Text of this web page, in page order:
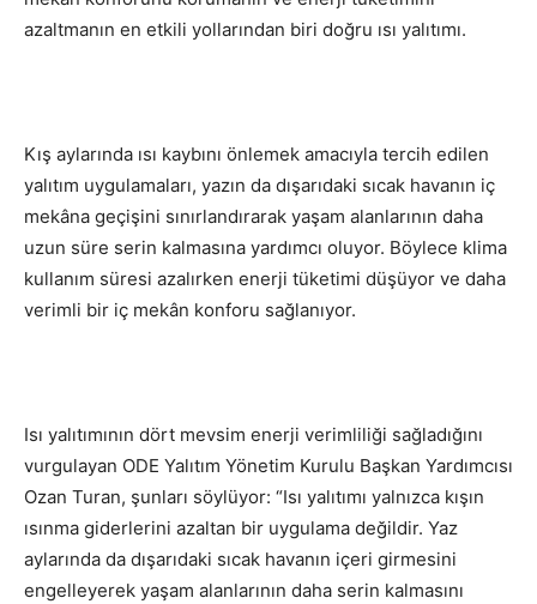
azaltmanın en etkili yollarından biri doğru ısı yalıtımı.
Kış aylarında ısı kaybını önlemek amacıyla tercih edilen
yalıtım uygulamaları, yazın da dışarıdaki sıcak havanın iç
mekâna geçişini sınırlandırarak yaşam alanlarının daha
uzun süre serin kalmasına yardımcı oluyor. Böylece klima
kullanım süresi azalırken enerji tüketimi düşüyor ve daha
verimli bir iç mekân konforu sağlanıyor.
Isı yalıtımının dört mevsim enerji verimliliği sağladığını
vurgulayan ODE Yalıtım Yönetim Kurulu Başkan Yardımcısı
Ozan Turan, şunları söylüyor: “Isı yalıtımı yalnızca kışın
ısınma giderlerini azaltan bir uygulama değildir. Yaz
aylarında da dışarıdaki sıcak havanın içeri girmesini
engelleyerek yaşam alanlarının daha serin kalmasını